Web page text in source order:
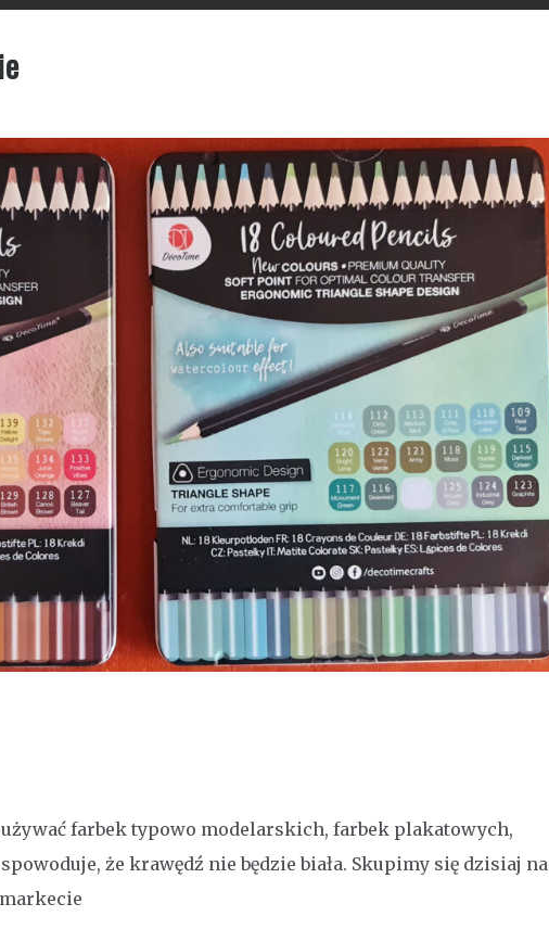
farbek typowo modelarskich, farbek plakatowych,
że krawędź nie będzie biała. Skupimy się dzisiaj na